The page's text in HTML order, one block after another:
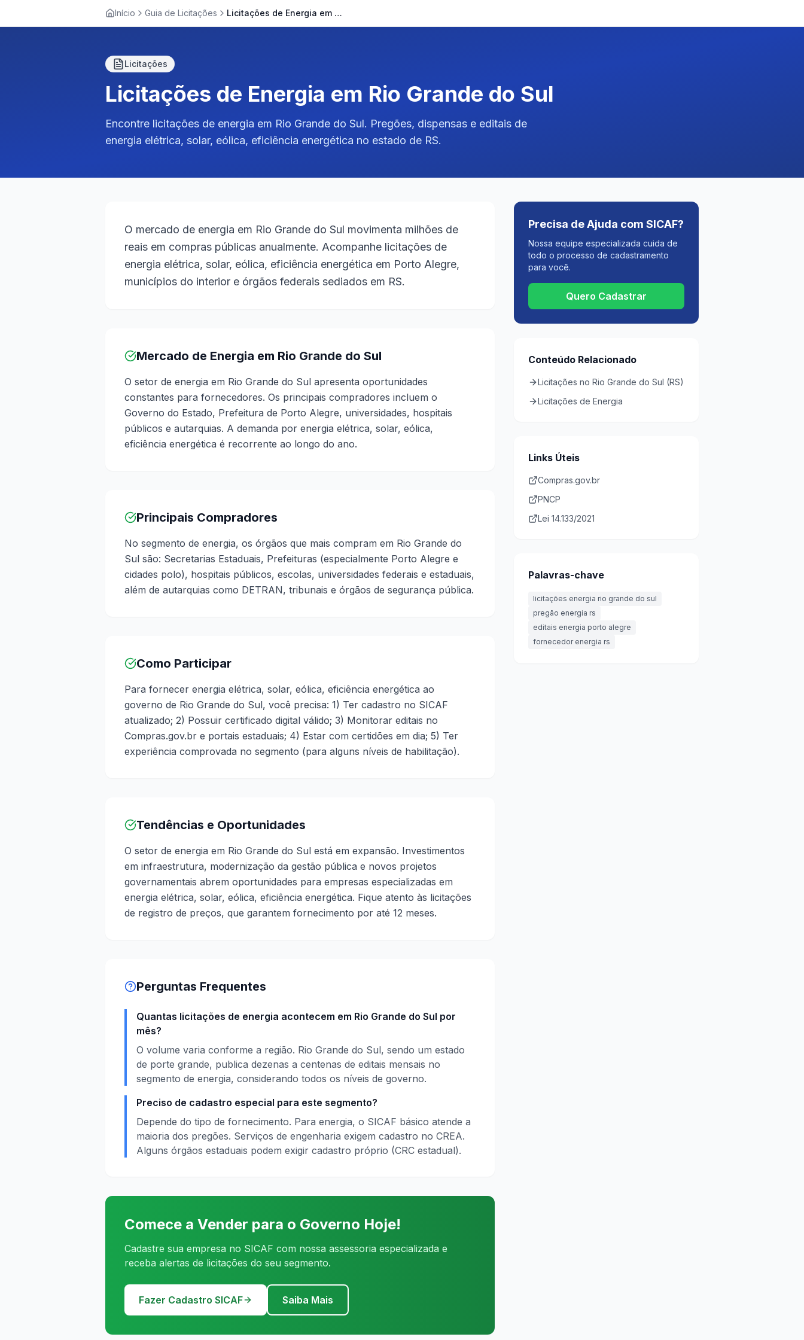
Início Guia de Licitações Licitações de Energia em Rio Grande do Sul
Licitações
Licitações de Energia em Rio Grande do Sul
Encontre licitações de energia em Rio Grande do Sul. Pregões, dispensas e editais de
energia elétrica, solar, eólica, eficiência energética no estado de RS.
O mercado de energia em Rio Grande do Sul movimenta milhões de
reais em compras públicas anualmente. Acompanhe licitações de
energia elétrica, solar, eólica, eficiência energética em Porto Alegre,
municípios do interior e órgãos federais sediados em RS.
Mercado de Energia em Rio Grande do Sul
O setor de energia em Rio Grande do Sul apresenta oportunidades
constantes para fornecedores. Os principais compradores incluem o
Governo do Estado, Prefeitura de Porto Alegre, universidades, hospitais
públicos e autarquias. A demanda por energia elétrica, solar, eólica,
eficiência energética é recorrente ao longo do ano.
Principais Compradores
No segmento de energia, os órgãos que mais compram em Rio Grande do
Sul são: Secretarias Estaduais, Prefeituras (especialmente Porto Alegre e
cidades polo), hospitais públicos, escolas, universidades federais e estaduais,
além de autarquias como DETRAN, tribunais e órgãos de segurança pública.
Como Participar
Para fornecer energia elétrica, solar, eólica, eficiência energética ao
governo de Rio Grande do Sul, você precisa: 1) Ter cadastro no SICAF
atualizado; 2) Possuir certificado digital válido; 3) Monitorar editais no
Compras.gov.br e portais estaduais; 4) Estar com certidões em dia; 5) Ter
experiência comprovada no segmento (para alguns níveis de habilitação).
Tendências e Oportunidades
O setor de energia em Rio Grande do Sul está em expansão. Investimentos
em infraestrutura, modernização da gestão pública e novos projetos
governamentais abrem oportunidades para empresas especializadas em
energia elétrica, solar, eólica, eficiência energética. Fique atento às licitações
de registro de preços, que garantem fornecimento por até 12 meses.
Perguntas Frequentes
Quantas licitações de energia acontecem em Rio Grande do Sul por
mês?
O volume varia conforme a região. Rio Grande do Sul, sendo um estado
de porte grande, publica dezenas a centenas de editais mensais no
segmento de energia, considerando todos os níveis de governo.
Preciso de cadastro especial para este segmento?
Depende do tipo de fornecimento. Para energia, o SICAF básico atende a
maioria dos pregões. Serviços de engenharia exigem cadastro no CREA.
Alguns órgãos estaduais podem exigir cadastro próprio (CRC estadual).
Comece a Vender para o Governo Hoje!
Cadastre sua empresa no SICAF com nossa assessoria especializada e
receba alertas de licitações do seu segmento.
Fazer Cadastro SICAF Saiba Mais
Precisa de Ajuda com SICAF?
Nossa equipe especializada cuida de
todo o processo de cadastramento
para você.
Quero Cadastrar
Conteúdo Relacionado
Licitações no Rio Grande do Sul (RS)
Licitações de Energia
Links Úteis
Compras.gov.br
PNCP
Lei 14.133/2021
Palavras-chave
licitações energia rio grande do sul
pregão energia rs
editais energia porto alegre
fornecedor energia rs